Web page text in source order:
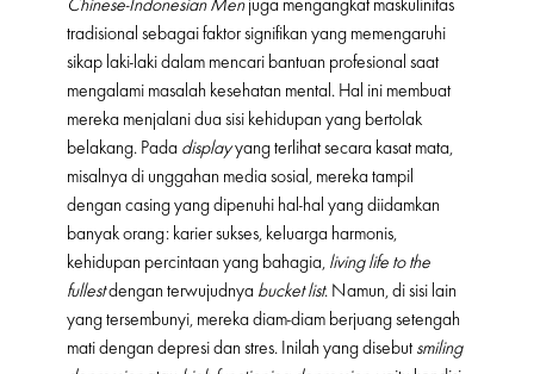
Chinese-Indonesian Menjuga mengangkat maskulinitas
tradisional sebagai faktor signifikan yang memengaruhi
sikap laki-laki dalam mencari bantuan profesional saat
mengalami masalah kesehatan mental. Hal ini membuat
mereka menjalani dua sisi kehidupan yang bertolak
belakang. Pada displayyang terlihat secara kasat mata,
misalnya di unggahan media sosial, mereka tampil
dengan casing yang dipenuhi hal-hal yang diidamkan
banyak orang: karier sukses, keluarga harmonis,
kehidupan percintaan yang bahagia, living life to the
fullestdengan terwujudnya bucket list. Namun, di sisi lain
yang tersembunyi, mereka diam-diam berjuang setengah
mati dengan depresi dan stres. Inilah yang disebutsmiling